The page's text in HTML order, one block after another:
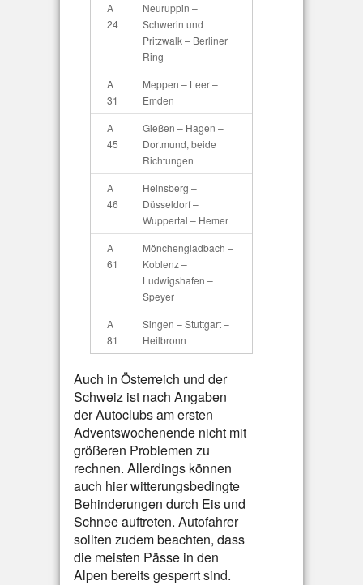
A
24
Neuruppin –
Schwerin und
Pritzwalk – Berliner
Ring
A
31
Meppen – Leer –
Emden
A
45
Gießen – Hagen –
Dortmund, beide
Richtungen
A
46
Heinsberg –
Düsseldorf –
Wuppertal – Hemer
A
61
Mönchengladbach –
Koblenz –
Ludwigshafen –
Speyer
A
81
Singen – Stuttgart –
Heilbronn
Auch in Österreich und der
Schweiz ist nach Angaben
der Autoclubs am ersten
Adventswochenende nicht mit
größeren Problemen zu
rechnen. Allerdings können
auch hier witterungsbedingte
Behinderungen durch Eis und
Schnee auftreten. Autofahrer
sollten zudem beachten, dass
die meisten Pässe in den
Alpen bereits gesperrt sind.